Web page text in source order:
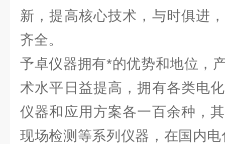
新，提高核心技术，与时俱进
齐全。
予卓仪器拥有*的优势和地位，
术水平日益提高，拥有各类电
仪器和应用方案各一百余种，
现场检测等系列仪器，在国内